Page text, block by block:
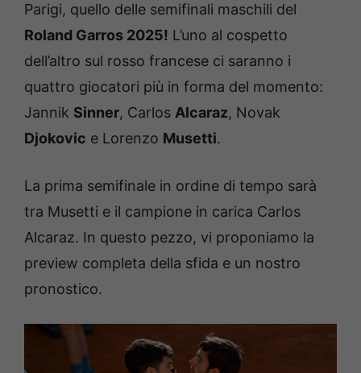
Parigi, quello delle semifinali maschili del
Roland Garros 2025! L’uno al cospetto
dell’altro sul rosso francese ci saranno i
quattro giocatori più in forma del momento:
Jannik Sinner, Carlos Alcaraz, Novak
Djokovic e Lorenzo Musetti.
La prima semifinale in ordine di tempo sarà
tra Musetti e il campione in carica Carlos
Alcaraz. In questo pezzo, vi proponiamo la
preview completa della sfida e un nostro
pronostico.